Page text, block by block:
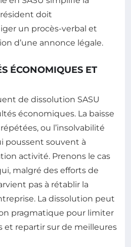
doit
un procès-verbal et
d’une annonce légale.
ÉCONOMIQUES ET
de dissolution SASU
économiques. La baisse
ou l’insolvabilité
poussent souvent à
activité. Prenons le cas
malgré des efforts de
pas à rétablir la
La dissolution peut
pragmatique pour limiter
et repartir sur de meilleures